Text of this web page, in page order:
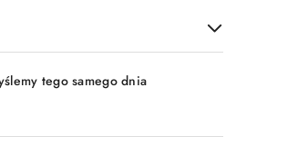
tego samego dnia